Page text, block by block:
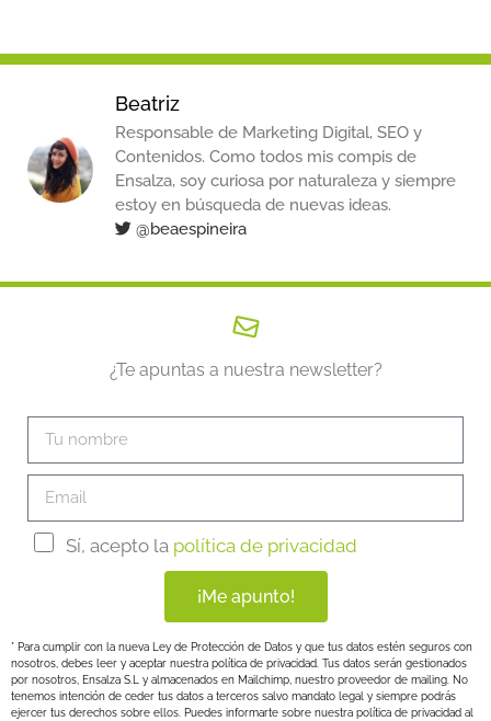
Beatriz
Responsable de Marketing Digital, SEO y
Contenidos. Como todos mis compis de
Ensalza, soy curiosa por naturaleza y siempre
estoy en búsqueda de nuevas ideas.
@beaespineira
¿Te apuntas a nuestra newsletter?
Sí, acepto la política de privacidad
¡Me apunto!
* Para cumplir con la nueva Ley de Protección de Datos y que tus datos estén seguros con
nosotros, debes leer y aceptar nuestra política de privacidad. Tus datos serán gestionados
por nosotros, Ensalza S.L y almacenados en Mailchimp, nuestro proveedor de mailing. No
tenemos intención de ceder tus datos a terceros salvo mandato legal y siempre podrás
ejercer tus derechos sobre ellos. Puedes informarte sobre nuestra política de privacidad al